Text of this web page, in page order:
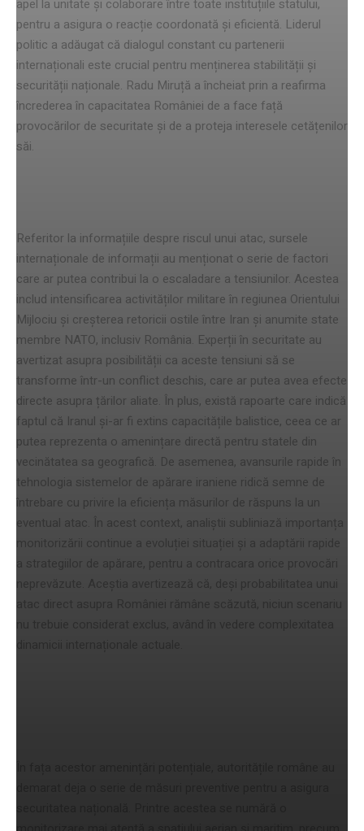
apel la unitate și colaborare între toate instituțiile statului,
pentru a asigura o reacție coordonată și eficientă. Liderul
politic a adăugat că dialogul constant cu partenerii
internaționali este crucial pentru menținerea stabilității și
securității naționale. Radu Miruță a încheiat prin a reafirma
încrederea în capacitatea României de a face față
provocărilor de securitate și de a proteja interesele cetățenilor
săi.
Referitor la informațiile despre riscul unui atac, sursele
internaționale de informații au menționat o serie de factori
care ar putea contribui la o escaladare a tensiunilor. Acestea
includ intensificarea activităților militare în regiunea Orientului
Mijlociu și creșterea retoricii ostile între Iran și anumite state
membre NATO, inclusiv România. Experții în securitate au
avertizat asupra posibilității ca aceste tensiuni să se
transforme într-un conflict deschis, care ar putea avea efecte
directe asupra țărilor aliate. În plus, există rapoarte care indică
faptul că Iranul și-ar fi extins capacitățile balistice, ceea ce ar
putea reprezenta o amenințare directă pentru statele din
vecinătatea sa geografică. De asemenea, avansurile rapide în
tehnologia sistemelor de apărare iraniene ridică semne de
întrebare cu privire la eficiența măsurilor de răspuns la un
eventual atac. În acest context, analiștii subliniază importanța
monitorizării continue a evoluției situației și a adaptării rapide
a strategiilor de apărare, pentru a contracara orice provocări